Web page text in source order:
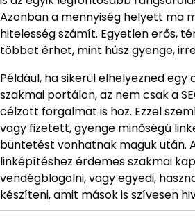
Azonban a mennyiség helyett ma
hitelesség számít. Egyetlen erős,
többet érhet, mint húsz gyenge,
Például, ha sikerül elhelyezned
szakmai portálon, az nem csak a
célzott forgalmat is hoz. Ezzel
vagy fizetett, gyenge minőségű
büntetést vonhatnak maguk után.
linképítéshez érdemes szakmai
vendégblogolni, vagy egyedi,
készíteni, amit mások is szívesen